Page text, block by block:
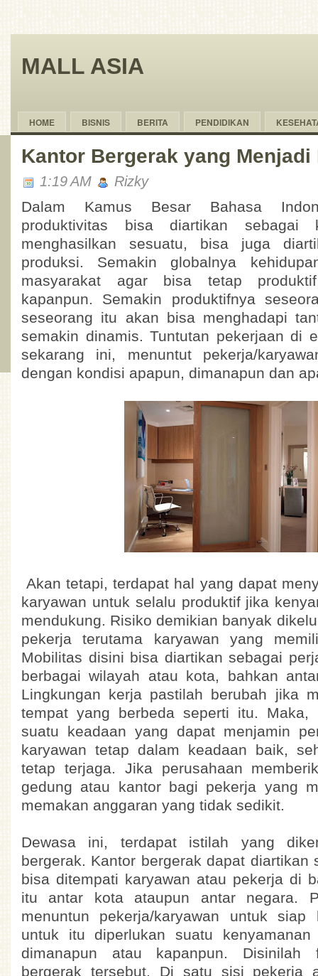
MALL ASIA
HOME BISNIS BERITA PENDIDIKAN
Kantor Bergerak yang Menjadi
1:19 AM Rizky
Dalam Kamus Besar Bahasa
produktivitas bisa diartikan sebagai
menghasilkan sesuatu, bisa juga
produksi. Semakin globalnya
masyarakat agar bisa tetap
kapanpun. Semakin produktifnya
seseorang itu akan bisa menghadapi
semakin dinamis. Tuntutan pekerjaan di
sekarang ini, menuntut pekerja/
dengan kondisi apapun, dimanapun dan
Akan tetapi, terdapat hal yang dapat
karyawan untuk selalu produktif jika
mendukung. Risiko demikian banyak
pekerja terutama karyawan yang
Mobilitas disini bisa diartikan sebagai
berbagai wilayah atau kota, bahkan
Lingkungan kerja pastilah berubah jika
tempat yang berbeda seperti itu. Maka,
suatu keadaan yang dapat menjamin
karyawan tetap dalam keadaan baik,
tetap terjaga. Jika perusahaan
gedung atau kantor bagi pekerja yang
memakan anggaran yang tidak sedikit.
Dewasa ini, terdapat istilah yang
bergerak. Kantor bergerak dapat diartikan
bisa ditempati karyawan atau pekerja di
itu antar kota ataupun antar negara.
menuntun pekerja/karyawan untuk siap
untuk itu diperlukan suatu
dimanapun atau kapanpun.
bergerak tersebut. Di satu sisi pekerja